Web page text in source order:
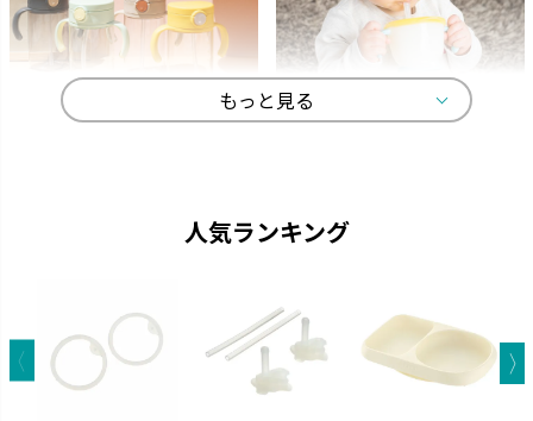
もっと見る
人気ランキング